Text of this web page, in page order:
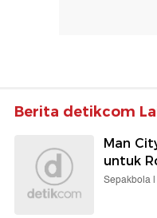
Berita detikcom
Man
untuk
Sepakbola |